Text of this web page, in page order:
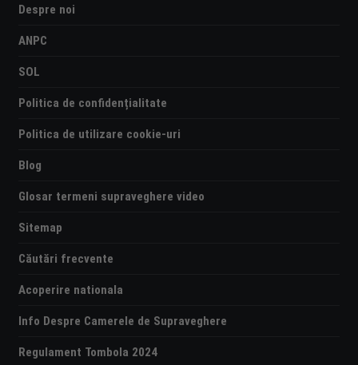
Despre noi
ANPC
SOL
Politica de confidențialitate
Politica de utilizare cookie-uri
Blog
Glosar termeni supraveghere video
Sitemap
Căutări frecvente
Acoperire nationala
Info Despre Camerele de Supraveghere
Regulament Tombola 2024